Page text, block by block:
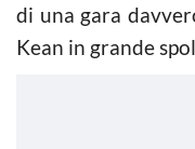
di una gara
Kean in grande